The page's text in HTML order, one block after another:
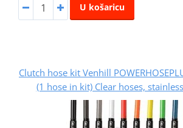
U košaricu
Clutch hose kit Venhill
(1 hose in kit) Clear hoses,